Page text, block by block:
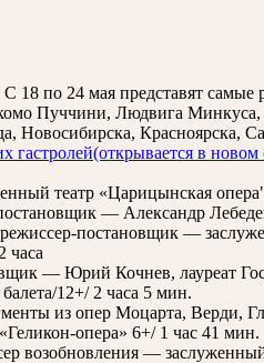
по 24 мая представят
Пуччини, Людвига Минкуса,
Новосибирска, Красноярска,
гастролей(открывается в новом
театр «Царицынская
— Александр
постановщик —
часа
— Юрий Кочнев, лауреат
12+/ 2 часа 5 мин.
из опер Моцарта, Верди,
опера» 6+/ 1 час 41 мин.
возобновления —